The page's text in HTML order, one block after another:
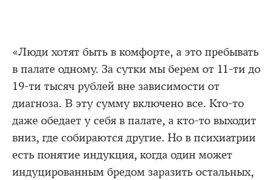
«Люди хотят быть в комфорте, а это пребывать
в палате одному. За сутки мы берем от 11-ти до
19-ти тысяч рублей вне зависимости от
диагноза. В эту сумму включено все. Кто-то
даже обедает у себя в палате, а кто-то выходит
вниз, где собираются другие. Но в психиатрии
есть понятие индукция, когда один может
индуцированным бредом заразить остальных,